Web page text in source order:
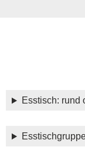
Esstisch: rund